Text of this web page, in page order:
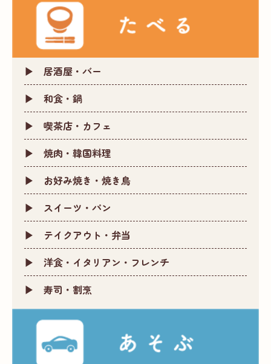
居酒屋・バー
和食・鍋
喫茶店・カフェ
焼肉・韓国料理
お好み焼き・焼き鳥
スイーツ・パン
テイクアウト・弁当
洋食・イタリアン・フレンチ
寿司・割烹